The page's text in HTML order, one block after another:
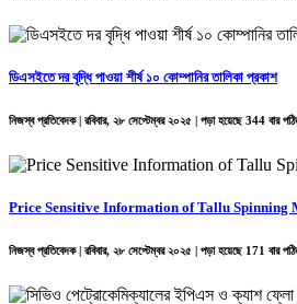
ডিএসইতে দর বৃদ্ধি পাওয়া শীর্ষ ১০ কোম্পানির তালিকা প্রকাশ
নিজস্ব প্রতিবেদক | রবিবার, ২৮ সেপ্টেম্বর ২০২৫ | পড়া হয়েছে 344 বার
Price Sensitive Information of Tallu Spinning
নিজস্ব প্রতিবেদক | রবিবার, ২৮ সেপ্টেম্বর ২০২৫ | পড়া হয়েছে 171 বার